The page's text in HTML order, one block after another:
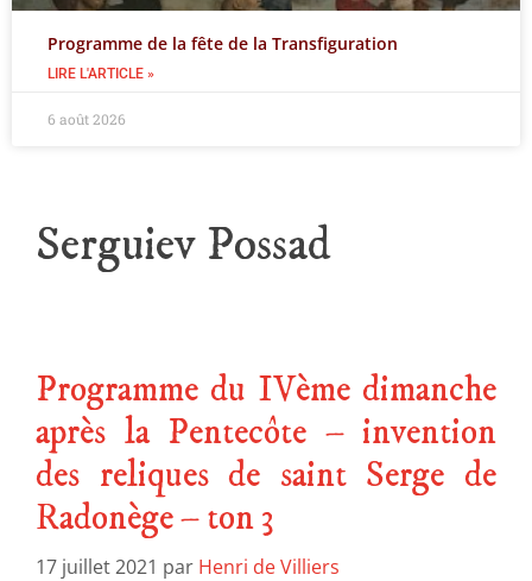
Programme de la fête de la Transfiguration
LIRE L'ARTICLE »
6 août 2026
Serguiev Possad
Programme du IVème dimanche
après la Pentecôte – invention
des reliques de saint Serge de
Radonège – ton 3
17 juillet 2021 par Henri de Villiers